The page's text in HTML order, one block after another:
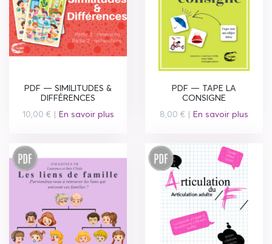
PDF — SIMILITUDES &
DIFFÉRENCES
10,00 € | En savoir plus
PDF — TAPE LA
CONSIGNE
8,00 € | En savoir plus